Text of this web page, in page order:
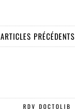
ARTICLES PRÉCÉDENTS
RDV DOCTOLIB